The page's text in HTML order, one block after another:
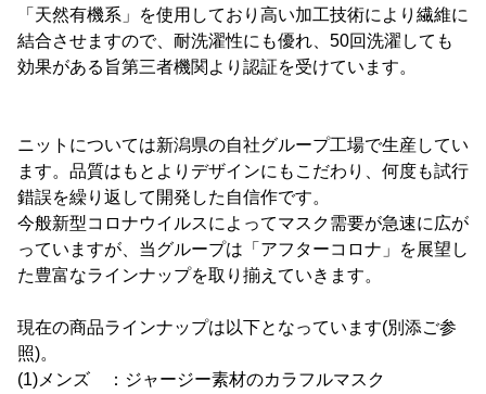
「天然有機系」を使用しており高い加工技術により繊維に
結合させますので、耐洗濯性にも優れ、50回洗濯しても
効果がある旨第三者機関より認証を受けています。
ニットについては新潟県の自社グループ工場で生産してい
ます。品質はもとよりデザインにもこだわり、何度も試行
錯誤を繰り返して開発した自信作です。
今般新型コロナウイルスによってマスク需要が急速に広が
っていますが、当グループは「アフターコロナ」を展望し
た豊富なラインナップを取り揃えていきます。
現在の商品ラインナップは以下となっています(別添ご参
照)。
(1)メンズ ：ジャージー素材のカラフルマスク